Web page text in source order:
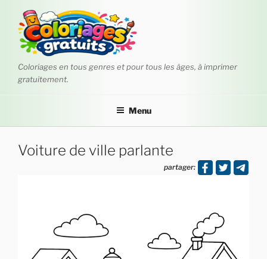
contenu
principal
Coloriages en tous genres et pour tous les âges, à imprimer
gratuitement.
Menu
Voiture de ville parlante
partager: